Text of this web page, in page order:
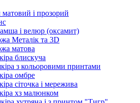
матовий і прозорий
і велюр (оксамит)
Металік та 3D
матова
блискуча
з кольоровими принтами
омбре
сіточка і мережива
хз малюнком